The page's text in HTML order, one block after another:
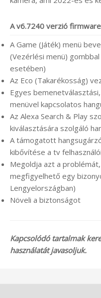
A v6.7240 verzió
A Game (Játék) menü
(Vezérlési menü)
esetében)
Az Eco (Takarékosság)
Egyes
menüvel kapcsolatos
Az Alexa Search & Play
kiválasztására szolgáló
A támogatott
kibővítése a tv
Megoldja azt a
megfigyelhető egy
Lengyelországban)
Növeli a biztonságot
Kapcsolódó tartalmak
használatát javasoljuk.